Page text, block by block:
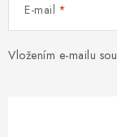
E-mail
Vložením e-mailu